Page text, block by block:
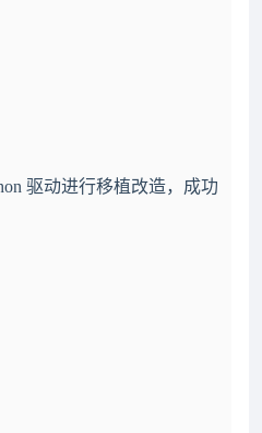
驱动进行移植改造，成功